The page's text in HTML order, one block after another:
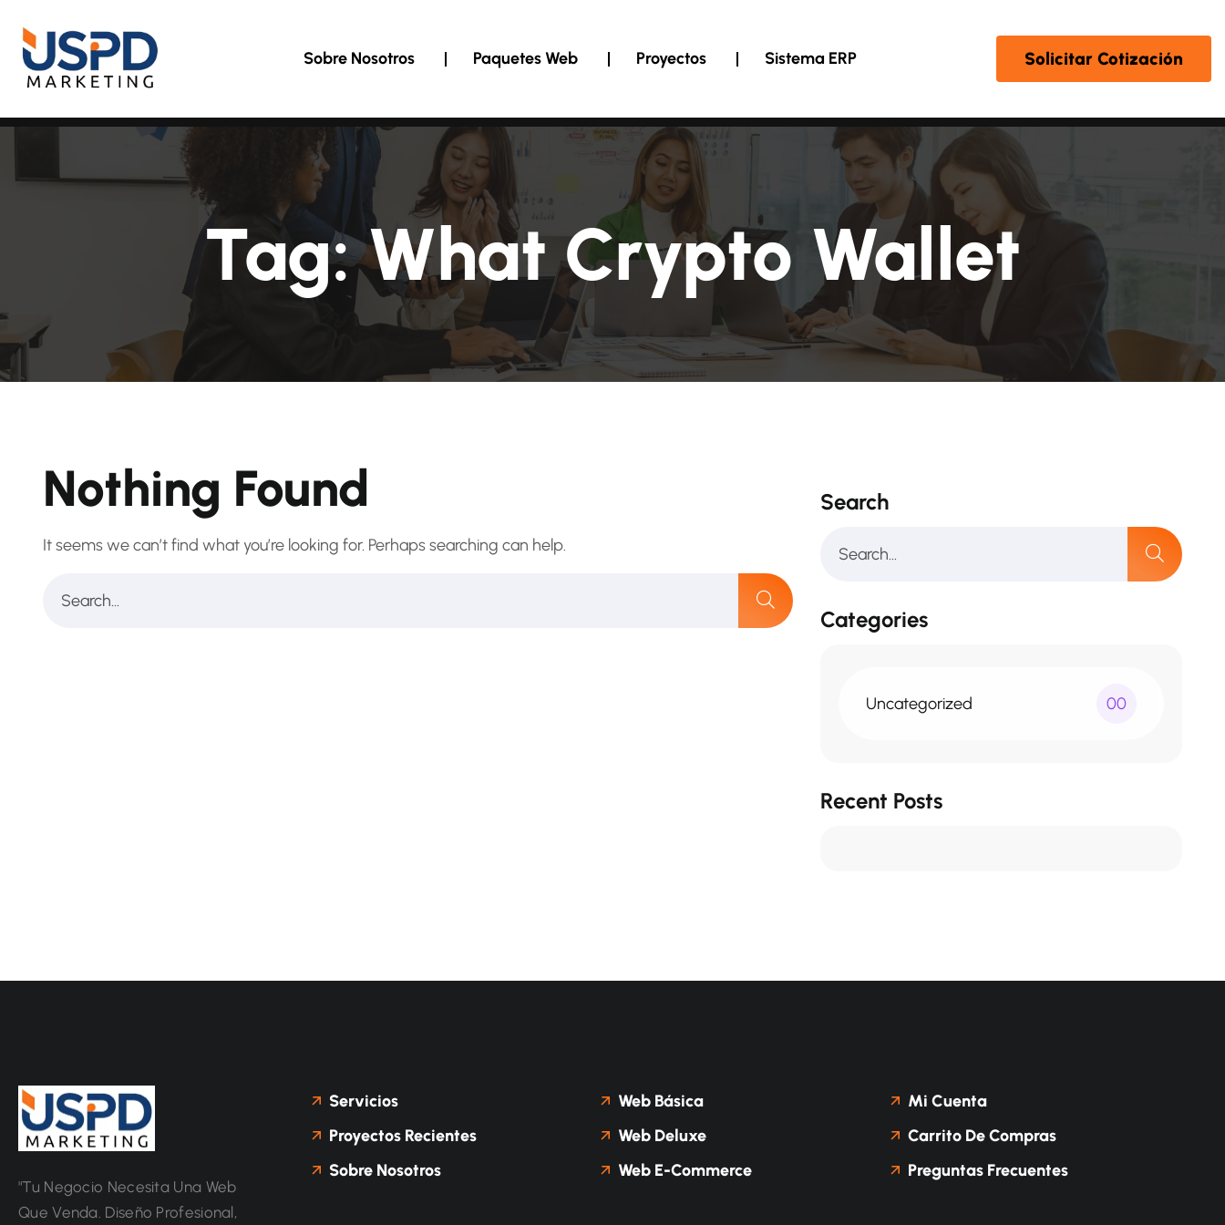
Sobre Nosotros Paquetes Web Proyectos Sistema ERP Solicitar Cotización
Tag:What Crypto Wallet
Nothing Found
It seems we can’t find what you’re looking for. Perhaps searching can help.
Search
Categories
Uncategorized 00
Recent Posts
"Tu Negocio Necesita Una Web
Que Venda. Diseño Profesional,
Servicios
Proyectos Recientes
Sobre Nosotros
Web Básica
Web Deluxe
Web E-Commerce
Mi Cuenta
Carrito De Compras
Preguntas Frecuentes